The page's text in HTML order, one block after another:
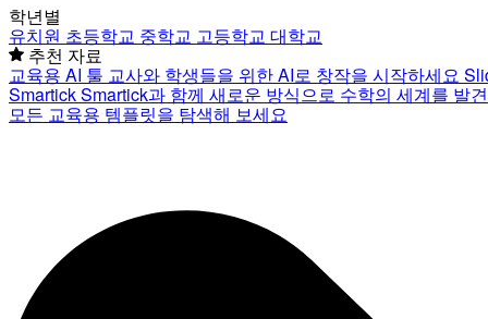
학년별
유치원 초등학교 중학교 고등학교 대학교
추천 자료
교육용 AI 툴 교사와 학생들을 위한 AI로 창작을 시작하세요
SmartickSmartick과 함께 새로운 방식으로 수학의 세계를 발
모든 교육용 템플릿을 탐색해 보세요